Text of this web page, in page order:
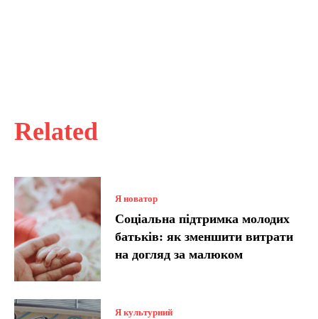
Related
Я новатор
Соціальна підтримка молодих
батьків: як зменшити витрати
на догляд за малюком
Я культурний